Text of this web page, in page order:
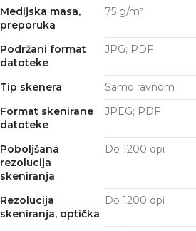
Medijska masa,
preporuka
75 g/m²
Podržani format
datoteke
JPG; PDF
Tip skenera
Samo ravnom
Format skenirane
datoteke
JPEG; PDF
Poboljšana
rezolucija
skeniranja
Do 1200 dpi
Rezolucija
skeniranja, optička
Do 1200 dpi